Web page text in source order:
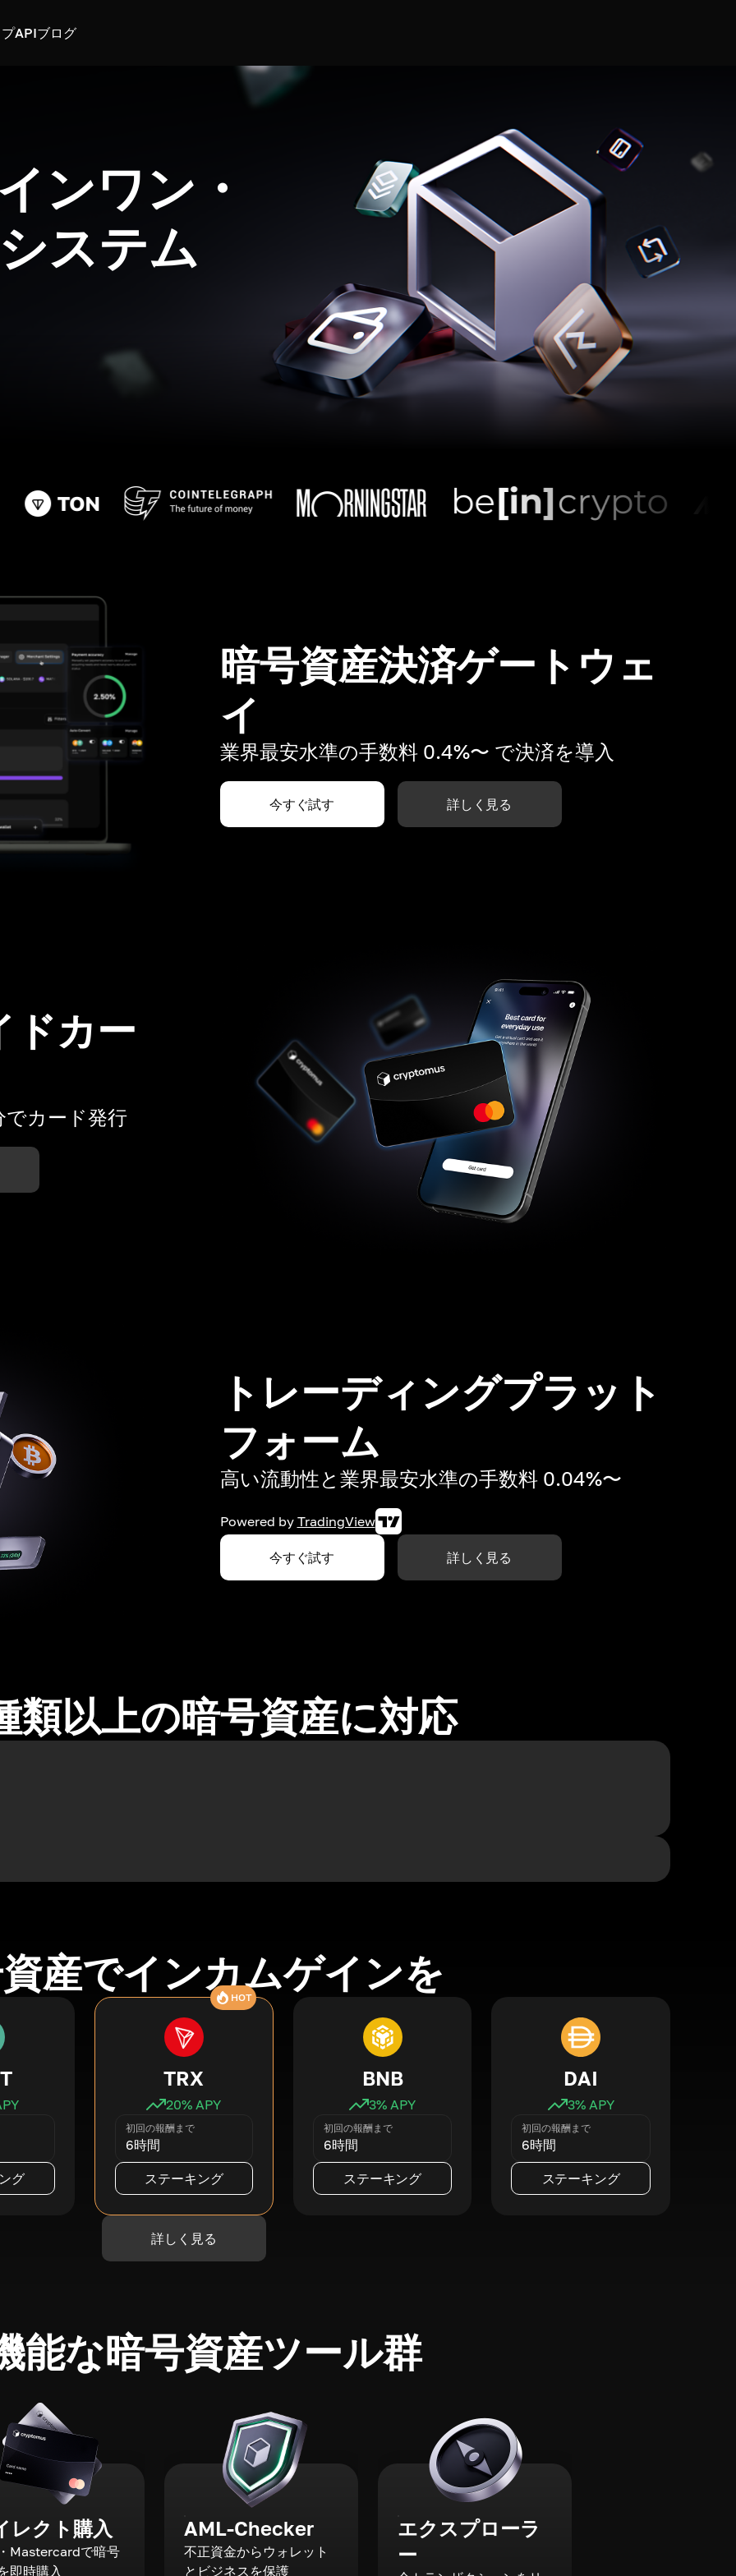
APIブログ
ンワン・
ステム
暗号資産決済ゲートウェ
イ
業界最安水準の手数料 0.4%〜 で決済を導入
今すぐ試す 詳しく見る
ドカー
でカード発行
トレーディングプラット
フォーム
高い流動性と業界最安水準の手数料 0.04%〜
Powered by TradingView
今すぐ試す 詳しく見る
類以上の暗号資産に対応
産でインカムゲインを
グ
HOT
TRX
20% APY
初回の報酬まで
6時間
ステーキング
BNB
3% APY
初回の報酬まで
6時間
ステーキング
DAI
3% APY
初回の報酬まで
6時間
ステーキング
詳しく見る
能な暗号資産ツール群
レクト購入
Mastercardで暗号
即時購入
AML-Checker
不正資金からウォレット
とビジネスを保護
エクスプローラ
ー